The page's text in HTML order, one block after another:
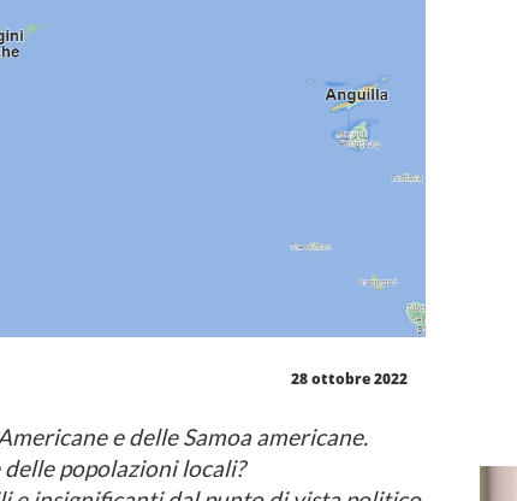
28 ottobre 2022
e delle Samoa americane.
popolazioni locali?